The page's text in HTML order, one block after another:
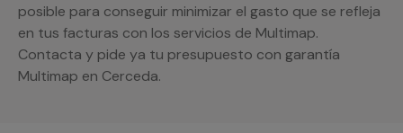
posible para conseguir minimizar el gasto que se refleja
en tus facturas con los servicios de Multimap.
Contacta y pide ya tu presupuesto con garantía
Multimap en Cerceda.